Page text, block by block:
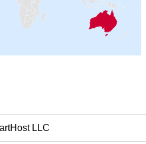
LLC